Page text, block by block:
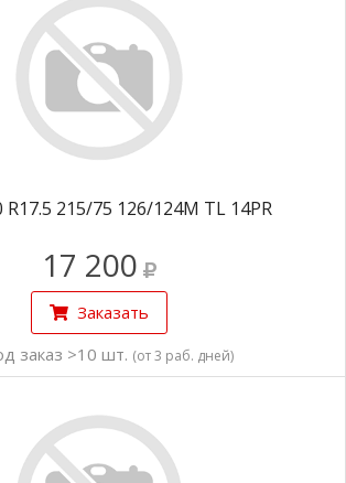
215/75 126/124M TL 14PR
17 200
Заказать
заказ >10 шт. (от 3 раб. дней)